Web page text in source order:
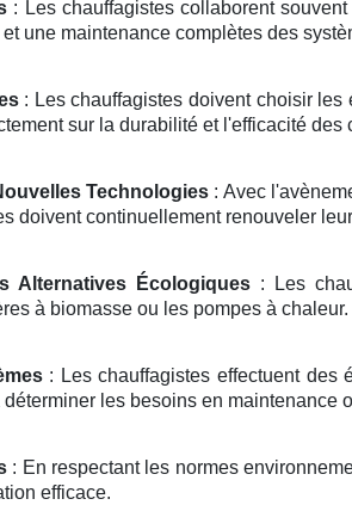
: Les chauffagistes collaborent
une maintenance complètes des
: Les chauffagistes doivent choisir les
sur la durabilité et l'efficacité des
Technologies : Avec
doivent continuellement renouveler
Alternatives Écologiques: Les
à biomasse ou les pompes à chaleur.
: Les chauffagistes effectuent des
les besoins en maintenance
: En respectant les normes
efficace.